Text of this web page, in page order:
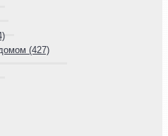
(427)